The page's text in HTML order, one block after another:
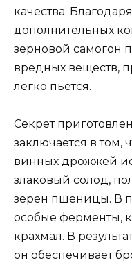
качества.
дополнительных
зерновой самогон
вредных веществ,
легко пьется.
Секрет
заключается в том,
винных дрожжей
злаковый солод,
зерен пшеницы. В
особые ферменты,
крахмал. В
он обеспечивает